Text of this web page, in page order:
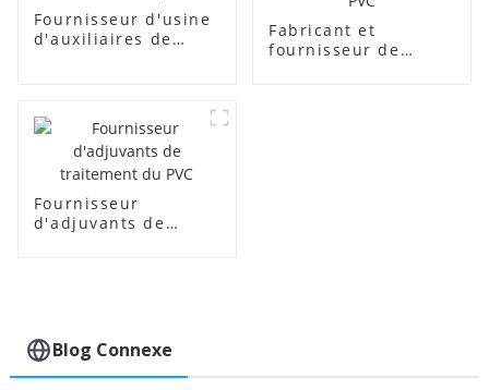
Fournisseur d'usine
d'auxiliaires de
Fabricant et
fournisseur de
Fournisseur
d'adjuvants de
Blog Connexe